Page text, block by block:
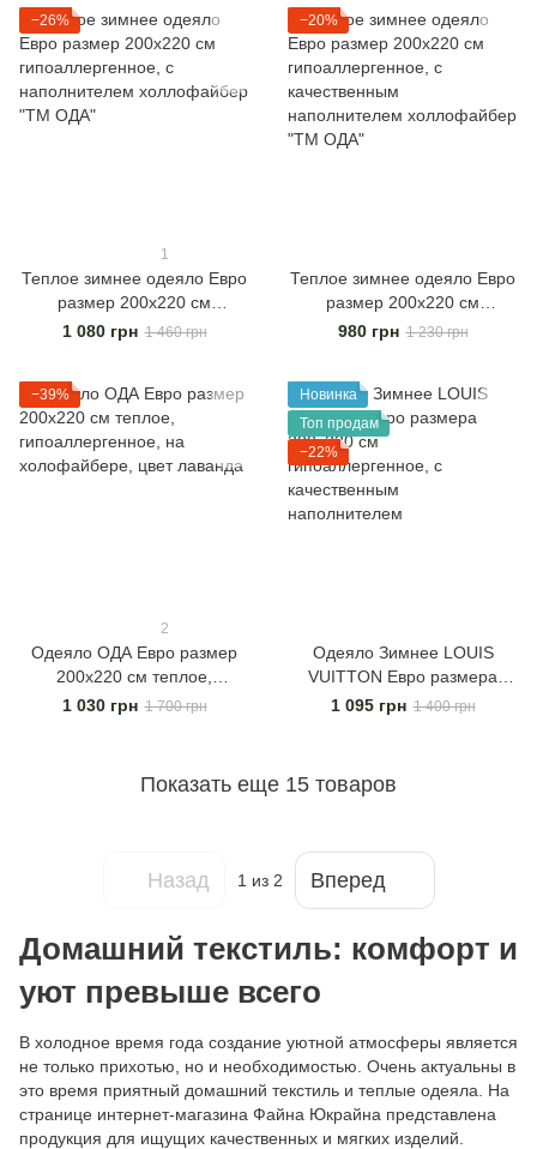
−26%
1
Теплое зимнее одеяло Евро
размер 200х220 см
гипоаллергенное, с
1 080 грн 1 460 грн
−20%
Теплое зимнее одеяло Евро
размер 200х220 см
гипоаллергенное, с
"ТМ OДА"
980 грн 1 230 грн
−39%
2
Одеяло ОДА Евро размер
200х220 см теплое,
гипоаллергенное, на
1 030 грн 1 700 грн
Новинка
Топ продам
−22%
Одеяло Зимнее LOUIS
VUITTON Евро размера
200х220 см
1 095 грн 1 400 грн
Показать еще 15 товаров
Назад 1 из 2 Вперед
Домашний текстиль: комфорт и
уют превыше всего
В холодное время года создание уютной атмосферы является
не только прихотью, но и необходимостью. Очень актуальны в
это время приятный домашний текстиль и теплые одеяла. На
странице интернет-магазина Файна Юкрайна представлена
продукция для ищущих качественных и мягких изделий.